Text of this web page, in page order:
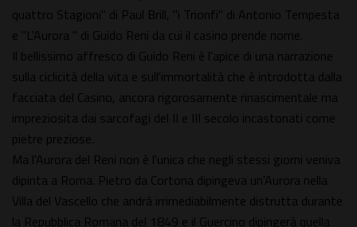
quattro Stagioni" di Paul Brill, "i Trionfi" di Antonio Tempesta
e "L'Aurora " di Guido Reni da cui il casino prende nome.
Il bellissimo affresco di Guido Reni è l'apice di una narrazione
sulla ciclicità della vita e sull'immortalità che è introdotta dalla
facciata del Casino, ancora rigorosamente rinascimentale ma
impreziosita dai sarcofagi del II e III secolo incastonati come
pietre preziose.
Ma l'Aurora del Reni non è l'unica che negli stessi giorni veniva
dipinta a Roma. Pietro da Cortona dipingeva un'Aurora nella
Villa del Vascello che andrà irrimediabilmente distrutta durante
la Repubblica Romana del 1849 e il Guercino dipingerà quella